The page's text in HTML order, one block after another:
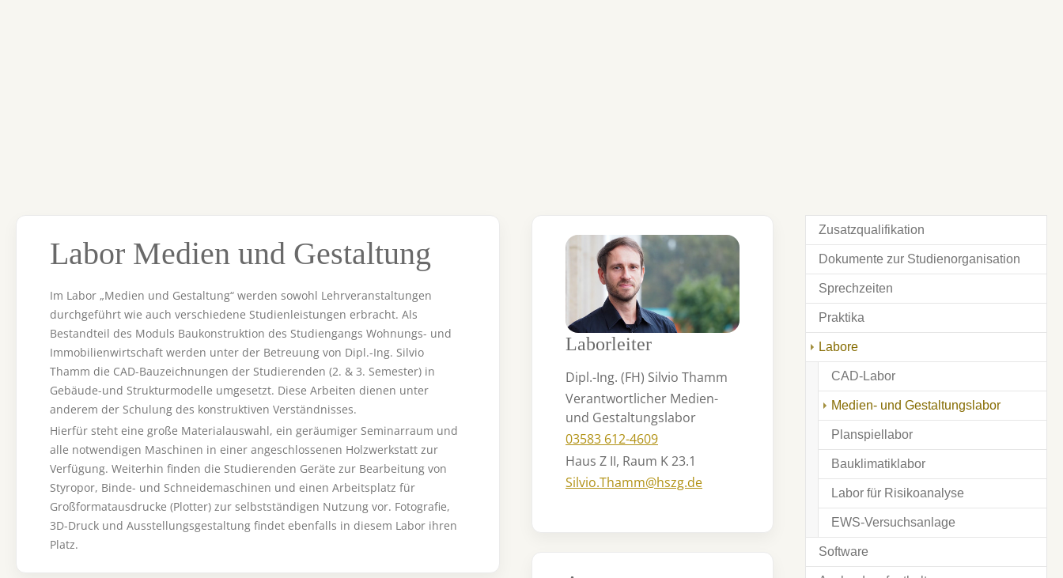
Labor Medien und Gestaltung
Im Labor „Medien und Gestaltung“ werden sowohl Lehrveranstaltungen
durchgeführt wie auch verschiedene Studienleistungen erbracht. Als
Bestandteil des Moduls Baukonstruktion des Studiengangs Wohnungs- und
Immobilienwirtschaft werden unter der Betreuung von Dipl.-Ing. Silvio
Thamm die CAD-Bauzeichnungen der Studierenden (2. & 3. Semester) in
Gebäude-und Strukturmodelle umgesetzt. Diese Arbeiten dienen unter
anderem der Schulung des konstruktiven Verständnisses.
Hierfür steht eine große Materialauswahl, ein geräumiger Seminarraum und
alle notwendigen Maschinen in einer angeschlossenen Holzwerkstatt zur
Verfügung. Weiterhin finden die Studierenden Geräte zur Bearbeitung von
Styropor, Binde- und Schneidemaschinen und einen Arbeitsplatz für
Großformatausdrucke (Plotter) zur selbstständigen Nutzung vor. Fotografie,
3D-Druck und Ausstellungsgestaltung findet ebenfalls in diesem Labor ihren
Platz.
Laborleiter
Dipl.-Ing. (FH) Silvio Thamm
Verantwortlicher Medien-
und Gestaltungslabor
03583 612-4609
Haus Z II, Raum K 23.1
Silvio.Thamm@hszg.de
Zusatzqualifikation
Dokumente zur Studienorganisation
Sprechzeiten
Praktika
Labore
CAD-Labor
Medien- und Gestaltungslabor(current)
Planspiellabor
Bauklimatiklabor
Labor für Risikoanalyse
EWS-Versuchsanlage
Software